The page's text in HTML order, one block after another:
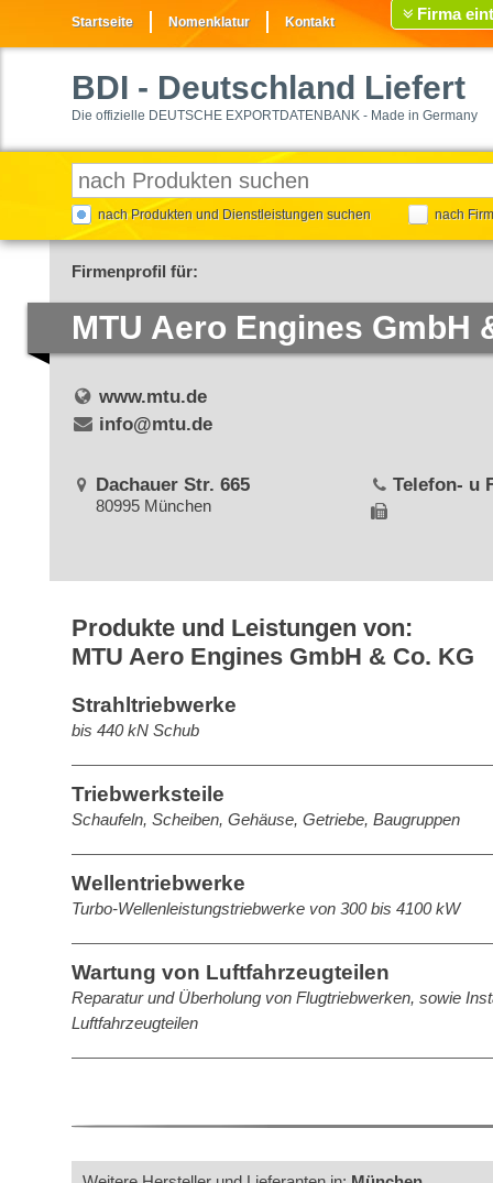
Startseite Nomenklatur Kontakt Firma
BDI - Deutschland Liefert
Die offizielle DEUTSCHE EXPORTDATENBANK - Made in Germany
nach Produkten und Dienstleistungen suchen nach
Firmenprofil für:
MTU Aero Engines GmbH
www.mtu.de
info@mtu.de
Dachauer Str. 665
80995 München
Telefon- u
Produkte und Leistungen von:
MTU Aero Engines GmbH & Co. KG
Strahltriebwerke
bis 440 kN Schub
Triebwerksteile
Schaufeln, Scheiben, Gehäuse, Getriebe, Baugruppen
Wellentriebwerke
Turbo-Wellenleistungstriebwerke von 300 bis 4100 kW
Wartung von Luftfahrzeugteilen
Reparatur und Überholung von Flugtriebwerken, sowie
Luftfahrzeugteilen